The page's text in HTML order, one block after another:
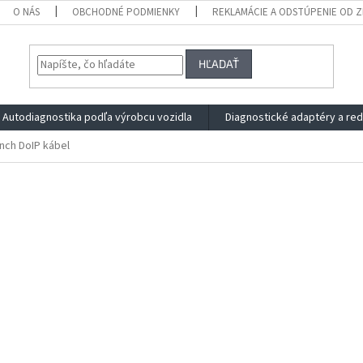
O NÁS OBCHODNÉ PODMIENKY REKLAMÁCIE A ODSTÚPENIE OD
HĽADAŤ
Autodiagnostika podľa výrobcu vozidla Diagnostické adaptéry a
DoIP kábel